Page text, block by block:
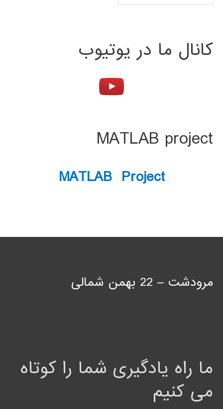
کانال ما در یوتیوب
MATLAB project
MATLAB Project
مرودشت – 22 بهمن شمالی
ما راه یادگیری شما را کوتاه
می کنیم